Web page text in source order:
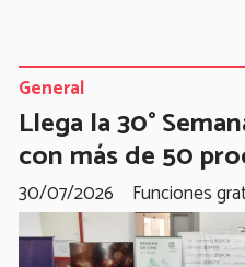
Llega la 30°
con más de 50
Funciones
General
30/07/2026